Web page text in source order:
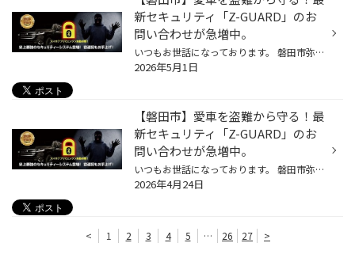
新セキュリティ「Z-GUARD」のお
問い合わせが急増中。
いつもお世話になっております。 磐田市弥藤太島にあります、ブリヂストンタイヤの専門店「タイヤ館 磐田」です。 【磐田 浜松 袋井 掛川 菊川 御前崎】のお客様、 いつもご来店頂き、誠にありがとうございます。m(_ _)m タイヤ館アプリダウンロードでお得にタイヤGET‼ こちらから 1. 最近の盗難事...
2026年5月1日
【磐田市】愛車を盗難から守る！最
新セキュリティ「Z-GUARD」のお
問い合わせが急増中。
いつもお世話になっております。 磐田市弥藤太島にあります、ブリヂストンタイヤの専門店「タイヤ館 磐田」です。 【磐田 浜松 袋井 掛川 菊川 御前崎】のお客様、 いつもご来店頂き、誠にありがとうございます。m(_ _)m タイヤ館アプリダウンロードでお得にタイヤGET‼ こちらから 1. 最近の盗難事...
2026年4月24日
< 1 2 3 4 5 … 26 27 >